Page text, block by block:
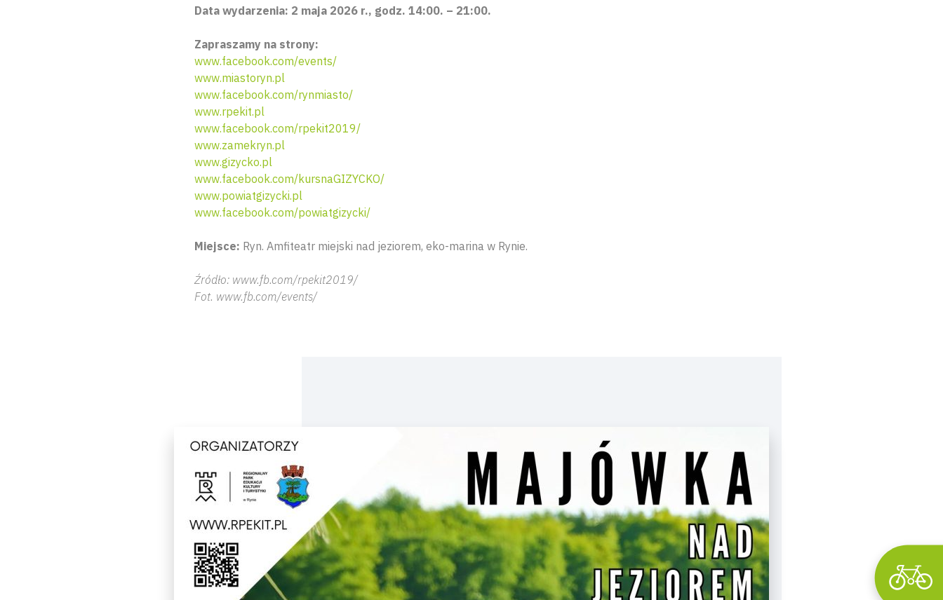
Data wydarzenia: 2 maja 2026 r., godz. 14:00. – 21:00.
Zapraszamy na strony:
www.facebook.com/events/
www.miastoryn.pl
www.facebook.com/rynmiasto/
www.rpekit.pl
www.facebook.com/rpekit2019/
www.zamekryn.pl
www.gizycko.pl
www.facebook.com/kursnaGIZYCKO/
www.powiatgizycki.pl
www.facebook.com/powiatgizycki/
Miejsce: Ryn. Amfiteatr miejski nad jeziorem, eko-marina w Rynie.
Źródło: www.fb.com/rpekit2019/
Fot. www.fb.com/events/
Wyszukaj